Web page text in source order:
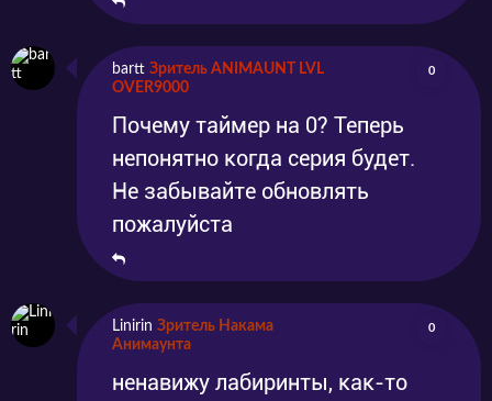
bartt Зритель ANIMAUNT LVL
OVER9000
0
Почему таймер на 0? Теперь
непонятно когда серия будет.
Не забывайте обновлять
пожалуйста
Linirin Зритель Накама
Анимаунта
0
ненавижу лабиринты, как-то